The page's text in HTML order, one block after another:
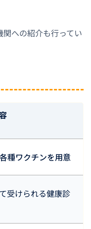
への紹介も行ってい
種ワクチンを用意
受けられる健康診